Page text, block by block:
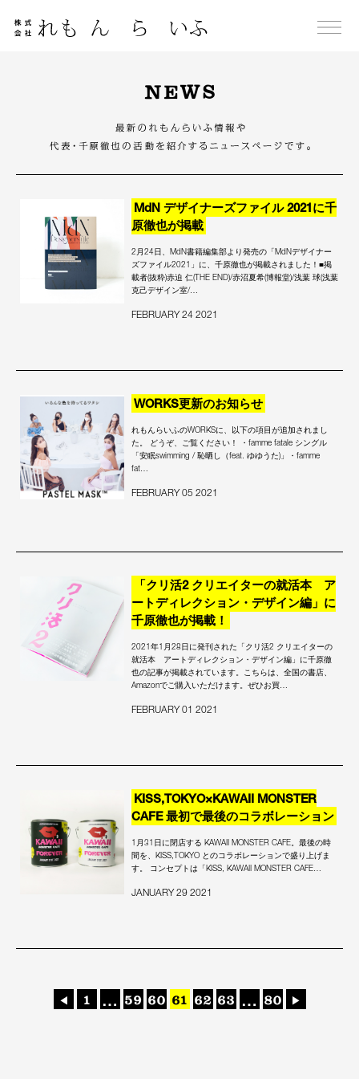
content
NEWS
MdN デザイナーズファイル 2021に千
原徹也が掲載
2月24日、MdN書籍編集部より発売の「MdNデザイナー
ズファイル2021」に、千原徹也が掲載されました！■掲
載者(抜粋)赤迫 仁(THE END)/赤沼夏希(博報堂)/浅葉 球(浅葉
克己デザイン室/…
FEBRUARY 24 2021
WORKS更新のお知らせ
れもんらいふのWORKSに、以下の項目が追加されまし
た。 どうぞ、ご覧ください！ ・famme fatale シングル
「安眠swimming / 恥晒し（feat. ゆゆうた)」・famme
fat…
FEBRUARY 05 2021
「クリ活2 クリエイターの就活本 ア
ートディレクション・デザイン編」に
千原徹也が掲載！
2021年1月28日に発刊された「クリ活2 クリエイターの
就活本 アートディレクション・デザイン編」に千原徹
也の記事が掲載されています。こちらは、全国の書店、
Amazonでご購入いただけます。ぜひお買…
FEBRUARY 01 2021
KISS,TOKYO×KAWAII MONSTER
CAFE 最初で最後のコラボレーション
1月31日に閉店する KAWAII MONSTER CAFE。最後の時
間を、KISS,TOKYO とのコラボレーションで盛り上げま
す。 コンセプトは「KISS, KAWAII MONSTER CAFE…
JANUARY 29 2021
◀ 1 … 59 60 61 62 63 … 80 ▶